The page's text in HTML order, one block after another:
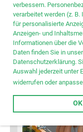
verbessern.
verarbeitet werden (z. B.
für personalisierte
Anzeigen- und
Informationen über die
Daten finden Sie in
Datenschutzerklärung.
Auswahl jederzeit unter
widerrufen oder
OK
Zürcher
26.06.2023,